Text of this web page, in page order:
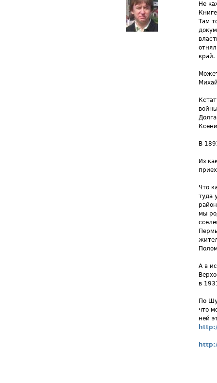
Не
Там
край.
В
Из
Что
туда
мы
А в
в
По
что
ней